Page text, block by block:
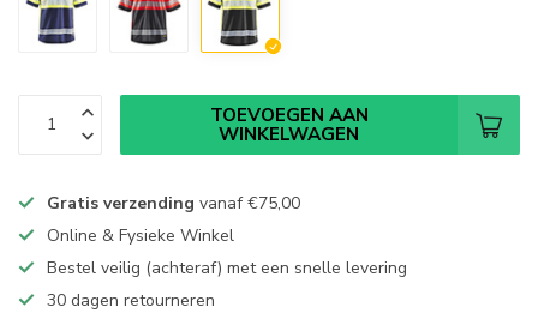
TOEVOEGEN AAN
WINKELWAGEN
Gratis verzending vanaf€75,00
Online & Fysieke Winkel
Bestel veilig (achteraf) met een snelle levering
30 dagen retourneren